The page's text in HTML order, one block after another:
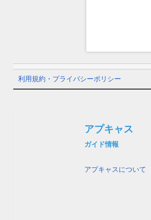
利用規約・プライバシーポリシー
アプキャス
ガイド情報
アプキャスについて